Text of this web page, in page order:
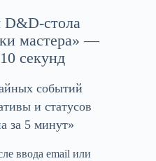
D&D-стола
мастера» —
секунд
событий
и статусов
за 5 минут»
ввода email или